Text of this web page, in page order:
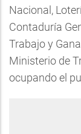
Nacional,
Contaduría
Trabajo y
Ministerio de
ocupando el